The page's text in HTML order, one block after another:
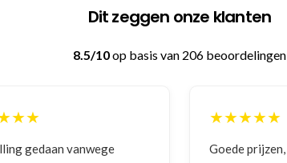
Dit zeggen onze klanten
8.5/10op basis van 206 beoordelingen
Goede prijzen, goede service